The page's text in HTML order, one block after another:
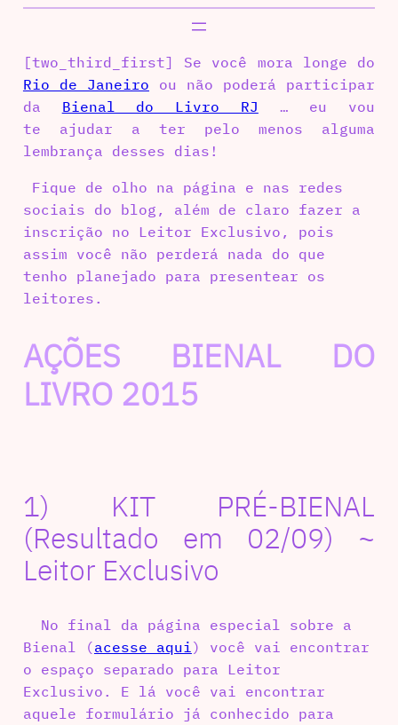
[two_third_first] Se você mora longe do
Rio de Janeiro ou não poderá participar
da Bienal do Livro RJ … eu vou
te ajudar a ter pelo menos alguma
lembrança desses dias!
Fique de olho na página e nas redes
sociais do blog, além de claro fazer a
inscrição no Leitor Exclusivo, pois
assim você não perderá nada do que
tenho planejado para presentear os
leitores.
AÇÕES BIENAL DO
LIVRO 2015
1) KIT PRÉ-BIENAL
(Resultado em 02/09) ~
Leitor Exclusivo
No final da página especial sobre a
Bienal (acesse aqui ) você vai encontrar
o espaço separado para Leitor
Exclusivo. E lá você vai encontrar
aquele formulário já conhecido para